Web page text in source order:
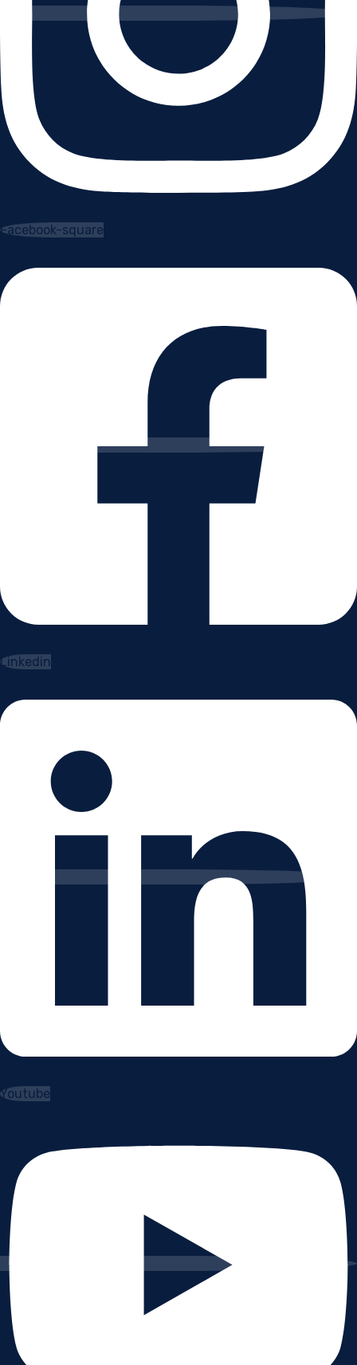
Facebook-square
Linkedin
Youtube